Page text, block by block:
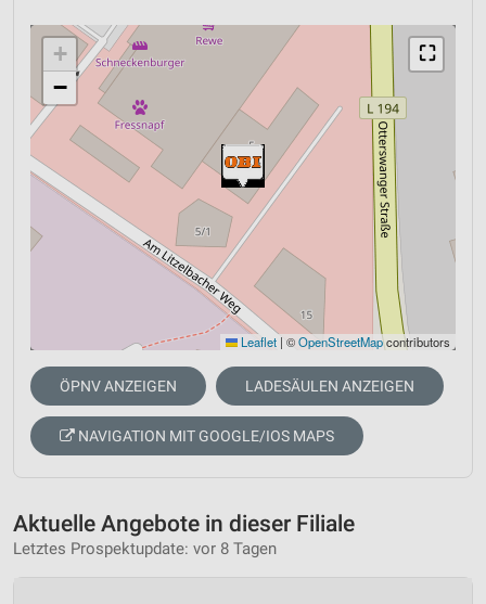
⛶
+
−
Leaflet | ©OpenStreetMapcontributors
ÖPNV ANZEIGEN LADESÄULEN ANZEIGEN
NAVIGATION MIT GOOGLE/IOS MAPS
Aktuelle Angebote in dieser Filiale
Letztes Prospektupdate: vor 8 Tagen